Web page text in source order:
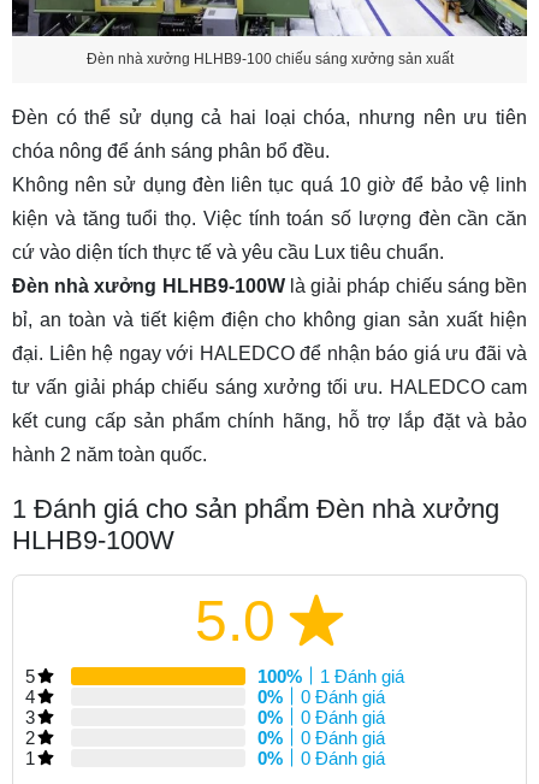
Đèn nhà xưởng HLHB9-100 chiếu sáng xưởng sản xuất
Đèn có thể sử dụng cả hai loại chóa, nhưng nên ưu tiên
chóa nông để ánh sáng phân bổ đều.
Không nên sử dụng đèn liên tục quá 10 giờ để bảo vệ linh
kiện và tăng tuổi thọ. Việc tính toán số lượng đèn cần căn
cứ vào diện tích thực tế và yêu cầu Lux tiêu chuẩn.
Đèn nhà xưởng HLHB9-100Wlà giải pháp chiếu sáng bền
bỉ, an toàn và tiết kiệm điện cho không gian sản xuất hiện
đại. Liên hệ ngay với HALEDCO để nhận báo giá ưu đãi và
tư vấn giải pháp chiếu sáng xưởng tối ưu. HALEDCO cam
kết cung cấp sản phẩm chính hãng, hỗ trợ lắp đặt và bảo
hành 2 năm toàn quốc.
1 Đánh giá cho sản phẩm Đèn nhà xưởng
HLHB9-100W
5.0
5 100%
1 Đánh giá
4
0%
0 Đánh giá
3
0%
0 Đánh giá
2
0%
0 Đánh giá
1
0% 0 Đánh giá